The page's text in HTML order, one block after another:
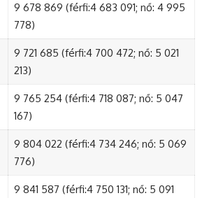
9 678 869 (férfi:4 683 091; nő: 4 995
778)
9 721 685 (férfi:4 700 472; nő: 5 021
213)
9 765 254 (férfi:4 718 087; nő: 5 047
167)
9 804 022 (férfi:4 734 246; nő: 5 069
776)
9 841 587 (férfi:4 750 131; nő: 5 091